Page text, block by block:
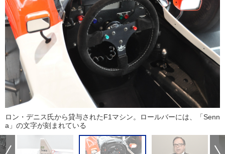
ロン・デニス氏から貸与されたF1マシン。ロールバーには、「Senn
a」の文字が刻まれている